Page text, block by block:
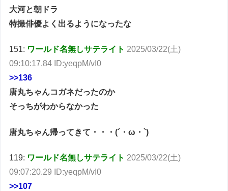
大河と朝ドラ
特撮俳優よく出るようになったな
151: ワールド名無しサテライト 2025/03/22(土)
09:10:17.84 ID:yeqpM/vI0
>>136
唐丸ちゃんコガネだったのか
そっちがわからなかった
唐丸ちゃん帰ってきて・・・(´・ω・`)
119: ワールド名無しサテライト 2025/03/22(土)
09:07:20.29 ID:yeqpM/vI0
>>107